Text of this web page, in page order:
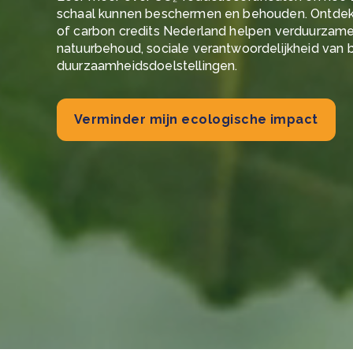
Green Wheels: transformerende stap voor
plasticinzameling in Sri Lanka
Lees
CSRD en uw positie als leverancier: wat verandert
in 2026?
schaal kunnen beschermen en behouden.
of carbon credits Nederland helpen
natuurbehoud, sociale verantwoordelijkheid van
duurzaamheidsdoelstellingen.
Verminder mijn ecologische impact